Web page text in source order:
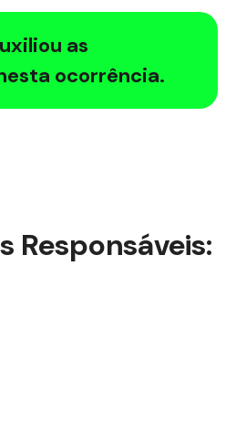
as
ocorrência.
Responsáveis: